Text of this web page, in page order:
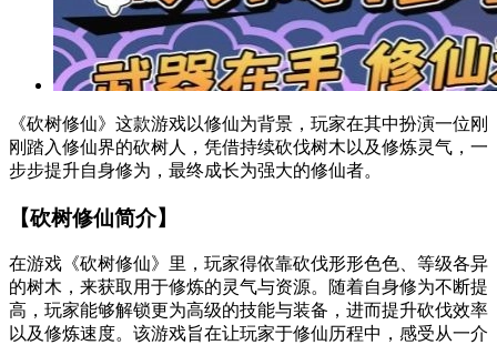
《砍树修仙》这款游戏以修仙为背景，玩家在其中扮演一位刚
刚踏入修仙界的砍树人，凭借持续砍伐树木以及修炼灵气，一
步步提升自身修为，最终成长为强大的修仙者。
【砍树修仙简介】
在游戏《砍树修仙》里，玩家得依靠砍伐形形色色、等级各异
的树木，来获取用于修炼的灵气与资源。随着自身修为不断提
高，玩家能够解锁更为高级的技能与装备，进而提升砍伐效率
以及修炼速度。该游戏旨在让玩家于修仙历程中，感受从一介